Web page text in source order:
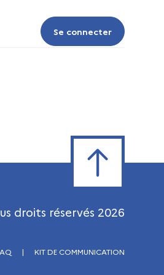
Se connecter
Se connecter
droits réservés 2026
| KIT DE COMMUNICATION